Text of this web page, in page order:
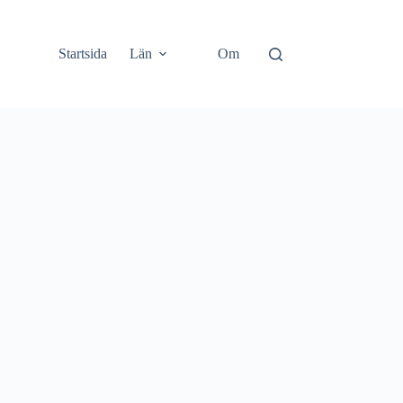
Startsida Län Om